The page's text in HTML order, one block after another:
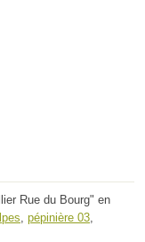
Rue du Bourg" en
pépinière 03